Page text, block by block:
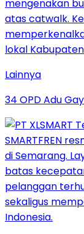
Lainnya
34 OPD Adu